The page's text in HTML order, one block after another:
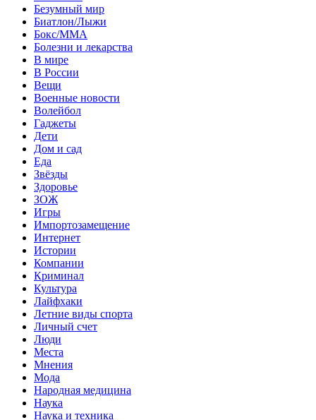
Безумный мир
Биатлон/Лыжи
Бокс/MMA
Болезни и лекарства
В мире
В России
Вещи
Военные новости
Волейбол
Гаджеты
Дети
Дом и сад
Еда
Звёзды
Здоровье
ЗОЖ
Игры
Импортозамещение
Интернет
Истории
Компании
Криминал
Культура
Лайфхаки
Летние виды спорта
Личный счет
Люди
Места
Мнения
Мода
Народная медицина
Наука
Наука и техника